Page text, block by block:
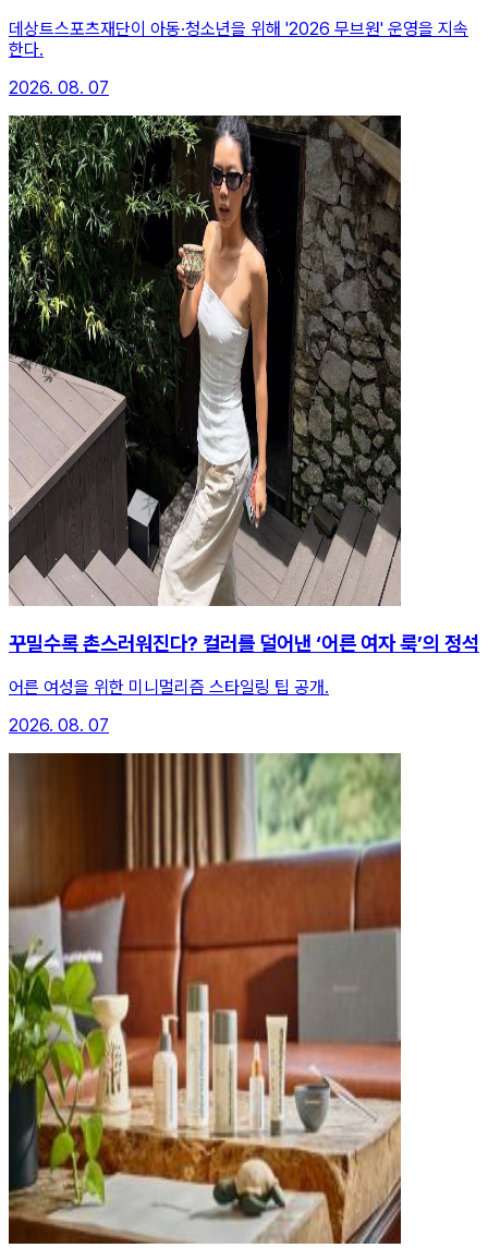
데상트스포츠재단이 아동·청소년을 위해 '2026 무브원' 운영을 지속
한다.
2026. 08. 07
꾸밀수록 촌스러워진다? 컬러를 덜어낸 ‘어른 여자 룩’의 정석
어른 여성을 위한 미니멀리즘 스타일링 팁 공개.
2026. 08. 07